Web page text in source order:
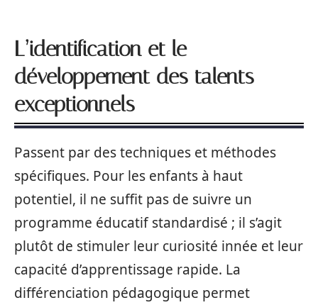
L’identification et le
développement des talents
exceptionnels
Passent par des techniques et méthodes
spécifiques. Pour les enfants à haut
potentiel, il ne suffit pas de suivre un
programme éducatif standardisé ; il s’agit
plutôt de stimuler leur curiosité innée et leur
capacité d’apprentissage rapide. La
différenciation pédagogique permet